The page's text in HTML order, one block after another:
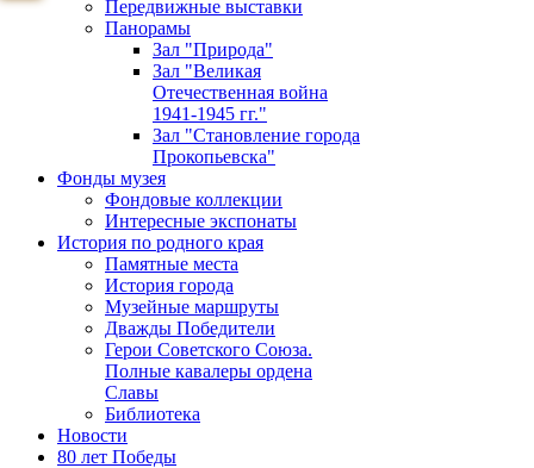
Передвижные выставки
Панорамы
Зал "Природа"
Зал "Великая
Отечественная война
1941-1945 гг."
Зал "Становление города
Прокопьевска"
Фонды музея
Фондовые коллекции
Интересные экспонаты
История по родного края
Памятные места
История города
Музейные маршруты
Дважды Победители
Герои Советского Союза.
Полные кавалеры ордена
Славы
Библиотека
Новости
80 лет Победы